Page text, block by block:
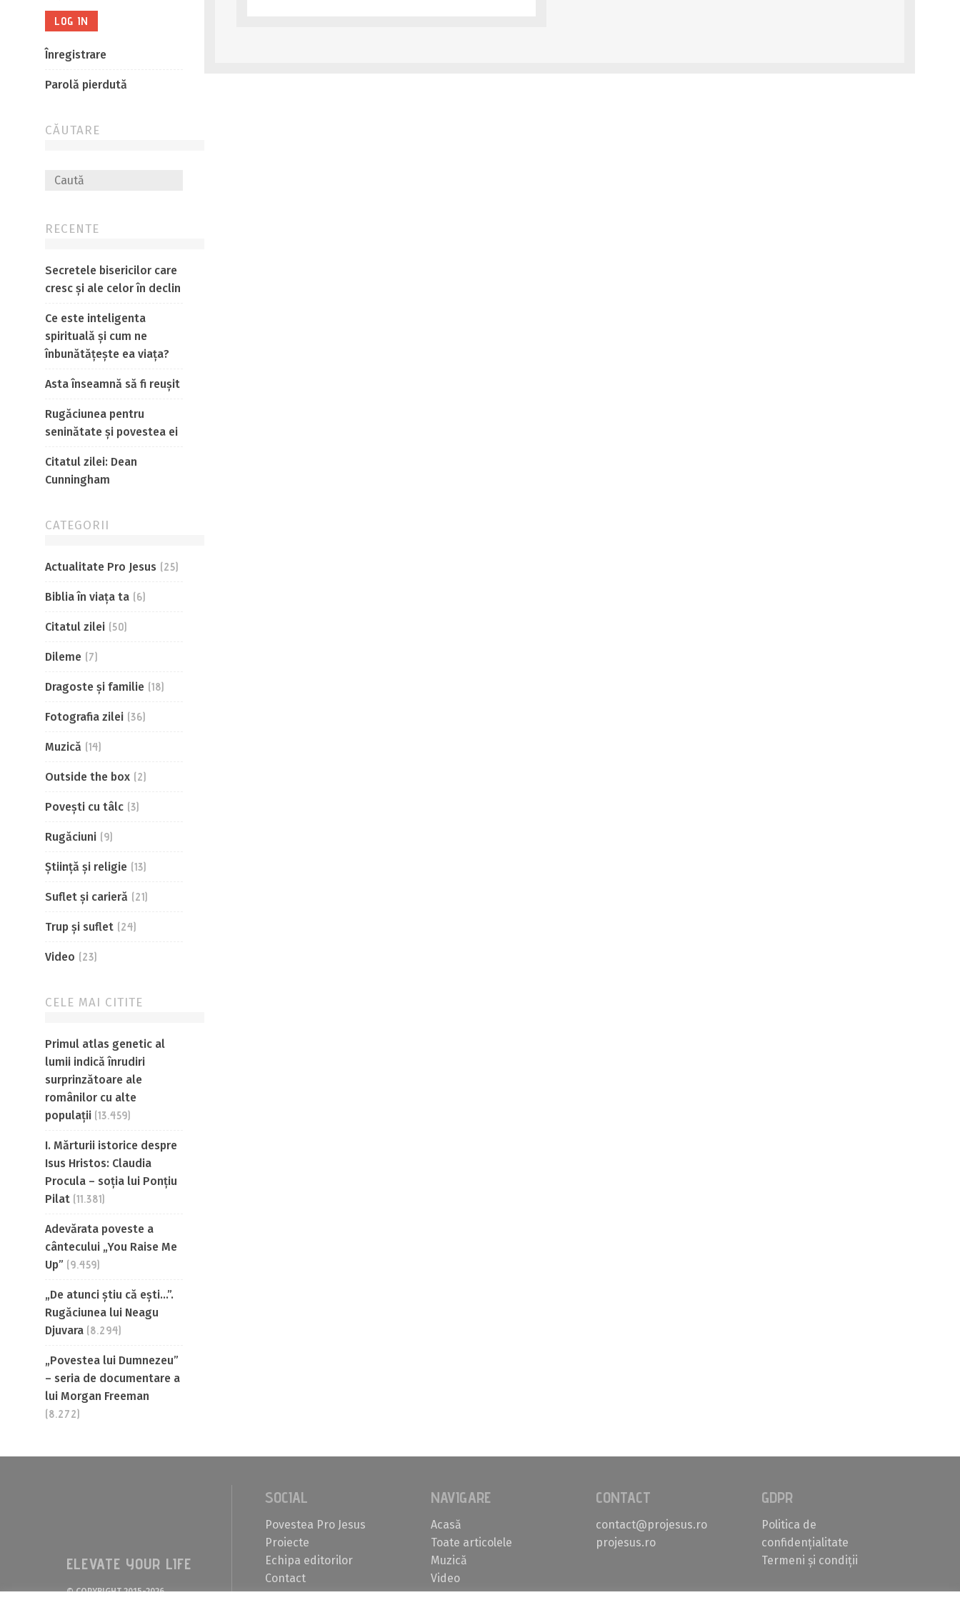
Înregistrare
Parolă pierdută
CĂUTARE
RECENTE
Secretele bisericilor care
cresc și ale celor în declin
Ce este inteligenta
spirituală și cum ne
înbunătățește ea viața?
Asta înseamnă să fi reușit
Rugăciunea pentru
seninătate și povestea ei
Citatul zilei: Dean
Cunningham
CATEGORII
Actualitate Pro Jesus (25)
Biblia în viaţa ta (6)
Citatul zilei (50)
Dileme (7)
Dragoste și familie (18)
Fotografia zilei (36)
Muzică (14)
Outside the box (2)
Povești cu tâlc (3)
Rugăciuni (9)
Știință și religie (13)
Suflet și carieră (21)
Trup și suflet (24)
Video (23)
CELE MAI CITITE
Primul atlas genetic al
lumii indică înrudiri
surprinzătoare ale
românilor cu alte
populații (13.459)
I. Mărturii istorice despre
Isus Hristos: Claudia
Procula – soția lui Ponțiu
Pilat (11.381)
Adevărata poveste a
cântecului „You Raise Me
Up” (9.459)
„De atunci știu că ești…”.
Rugăciunea lui Neagu
Djuvara (8.294)
„Povestea lui Dumnezeu”
– seria de documentare a
lui Morgan Freeman
(8.272)
ELEVATE YOUR LIFE
© COPYRIGHT 2015-2026
SOCIAL
Povestea Pro Jesus
Proiecte
Echipa editorilor
Contact
NAVIGARE
Acasă
Toate articolele
Muzică
Video
CONTACT
contact@projesus.ro
projesus.ro
GDPR
Politica de
confidențialitate
Termeni și condiții